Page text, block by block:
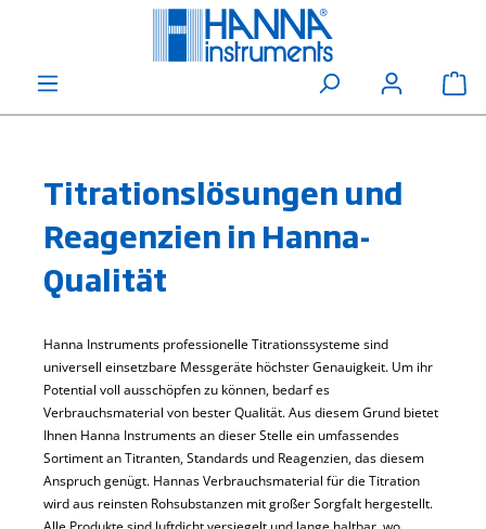
Titrationslösungen und
Reagenzien in Hanna-
Qualität
Hanna Instruments professionelle Titrationssysteme sind
universell einsetzbare Messgeräte höchster Genauigkeit. Um ihr
Potential voll ausschöpfen zu können, bedarf es
Verbrauchsmaterial von bester Qualität. Aus diesem Grund bietet
Ihnen Hanna Instruments an dieser Stelle ein umfassendes
Sortiment an Titranten, Standards und Reagenzien, das diesem
Anspruch genügt. Hannas Verbrauchsmaterial für die Titration
wird aus reinsten Rohsubstanzen mit großer Sorgfalt hergestellt.